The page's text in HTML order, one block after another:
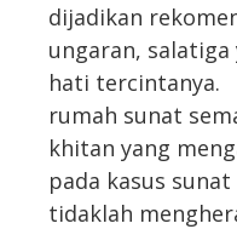
dijadikan
ungaran,
hati tercintanya.
rumah sunat
khitan yang
pada kasus
tidaklah